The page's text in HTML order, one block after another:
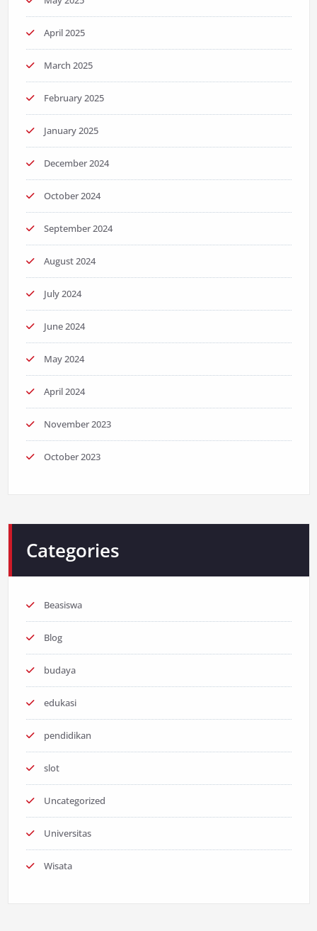
April 2025
March 2025
February 2025
January 2025
December 2024
October 2024
September 2024
August 2024
July 2024
June 2024
May 2024
April 2024
November 2023
October 2023
Categories
Beasiswa
Blog
budaya
edukasi
pendidikan
slot
Uncategorized
Universitas
Wisata